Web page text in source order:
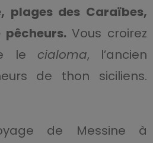
plages des Caraïbes,
Vous croirez
le cialoma, l’ancien
de thon siciliens.
de Messine à